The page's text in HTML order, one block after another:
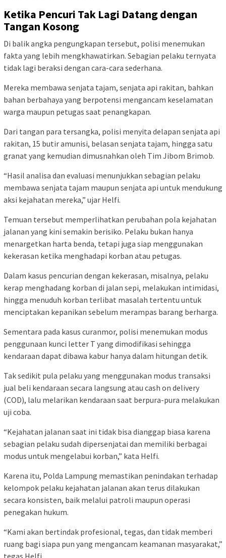
Ketika Pencuri Tak Lagi Datang dengan
Tangan Kosong
Di balik angka pengungkapan tersebut, polisi menemukan
fakta yang lebih mengkhawatirkan. Sebagian pelaku ternyata
tidak lagi beraksi dengan cara-cara sederhana.
Mereka membawa senjata tajam, senjata api rakitan, bahkan
bahan berbahaya yang berpotensi mengancam keselamatan
warga maupun petugas saat penangkapan.
Dari tangan para tersangka, polisi menyita delapan senjata api
rakitan, 15 butir amunisi, belasan senjata tajam, hingga satu
granat yang kemudian dimusnahkan oleh Tim Jibom Brimob.
“Hasil analisa dan evaluasi menunjukkan sebagian pelaku
membawa senjata tajam maupun senjata api untuk mendukung
aksi kejahatan mereka,” ujar Helfi.
Temuan tersebut memperlihatkan perubahan pola kejahatan
jalanan yang kini semakin berisiko. Pelaku bukan hanya
menargetkan harta benda, tetapi juga siap menggunakan
kekerasan ketika menghadapi korban atau petugas.
Dalam kasus pencurian dengan kekerasan, misalnya, pelaku
kerap menghadang korban di jalan sepi, melakukan intimidasi,
hingga menuduh korban terlibat masalah tertentu untuk
menciptakan kepanikan sebelum merampas barang berharga.
Sementara pada kasus curanmor, polisi menemukan modus
penggunaan kunci letter T yang dimodifikasi sehingga
kendaraan dapat dibawa kabur hanya dalam hitungan detik.
Tak sedikit pula pelaku yang menggunakan modus transaksi
jual beli kendaraan secara langsung atau cash on delivery
(COD), lalu melarikan kendaraan saat berpura-pura melakukan
uji coba.
“Kejahatan jalanan saat ini tidak bisa dianggap biasa karena
sebagian pelaku sudah dipersenjatai dan memiliki berbagai
modus untuk mengelabui korban,” kata Helfi.
Karena itu, Polda Lampung memastikan penindakan terhadap
kelompok pelaku kejahatan jalanan akan terus dilakukan
secara konsisten, baik melalui patroli maupun operasi
penegakan hukum.
“Kami akan bertindak profesional, tegas, dan tidak memberi
ruang bagi siapa pun yang mengancam keamanan masyarakat,”
tegas Helfi.